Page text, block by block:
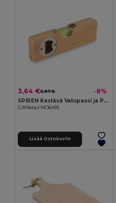
3,64 €3,97 € -8%
SPIREN Kestävä Vatupassi ja Pullonavaaja
GiftRetail MO6495
Lisää Ostokoriin